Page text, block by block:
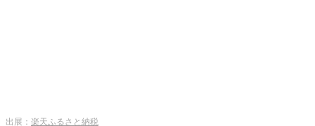
出展： 楽天ふるさと納税